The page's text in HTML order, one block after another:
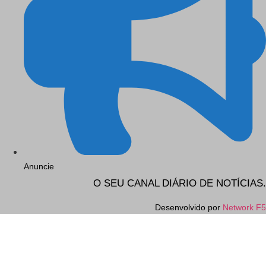
Anuncie
O SEU CANAL DIÁRIO DE NOTÍCIAS.
Desenvolvido por Network F5